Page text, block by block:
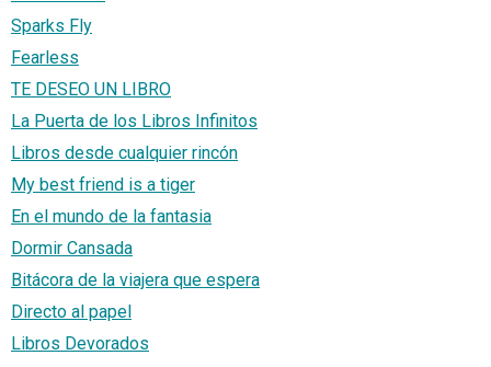
Sparks Fly
Fearless
TE DESEO UN LIBRO
La Puerta de los Libros Infinitos
Libros desde cualquier rincón
My best friend is a tiger
En el mundo de la fantasia
Dormir Cansada
Bitácora de la viajera que espera
Directo al papel
Libros Devorados